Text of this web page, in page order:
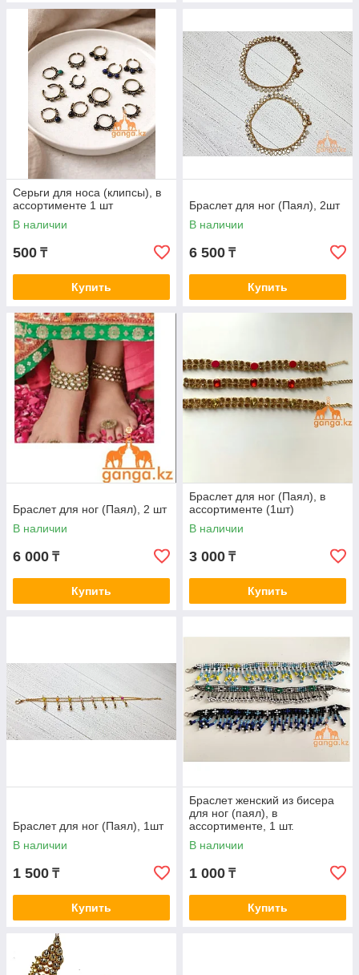
Серьги для носа (клипсы), в
ассортименте 1 шт
В наличии
500 ₸
Купить
Браслет для ног (Паял), 2шт
В наличии
6 500 ₸
Купить
Браслет для ног (Паял), 2 шт
В наличии
6 000 ₸
Купить
Браслет для ног (Паял), в
ассортименте (1шт)
В наличии
3 000 ₸
Купить
Браслет для ног (Паял), 1шт
В наличии
1 500 ₸
Купить
Браслет женский из бисера
для ног (паял), в
ассортименте, 1 шт.
В наличии
1 000 ₸
Купить